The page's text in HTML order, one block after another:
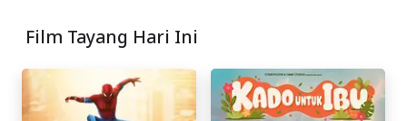
Film Tayang Hari Ini